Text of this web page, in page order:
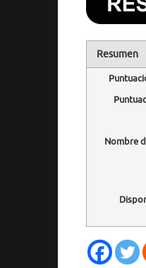
Resumen
Nombre